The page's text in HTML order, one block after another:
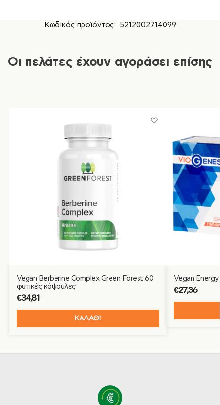
Κωδικός προϊόντος: 5212002714099
Οι πελάτες έχουν αγοράσει επίσης
Vegan Berberine Complex Green Forest 60
φυτικές κάψουλες
€34,81
ΚΑΛΑΘΙ
Vegan Energy
€27,36